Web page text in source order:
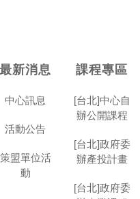
最新消息
中心訊息
活動公告
策盟單位活
動
課程專區
[台北]中心自
辦公開課程
[台北]政府委
辦產投計畫
[台北]政府委